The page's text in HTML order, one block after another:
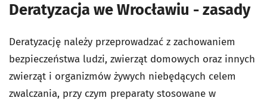
Deratyzacja we Wrocławiu - zasady
Deratyzację należy przeprowadzać z zachowaniem
bezpieczeństwa ludzi, zwierząt domowych oraz innych
zwierząt i organizmów żywych niebędących celem
zwalczania, przy czym preparaty stosowane w